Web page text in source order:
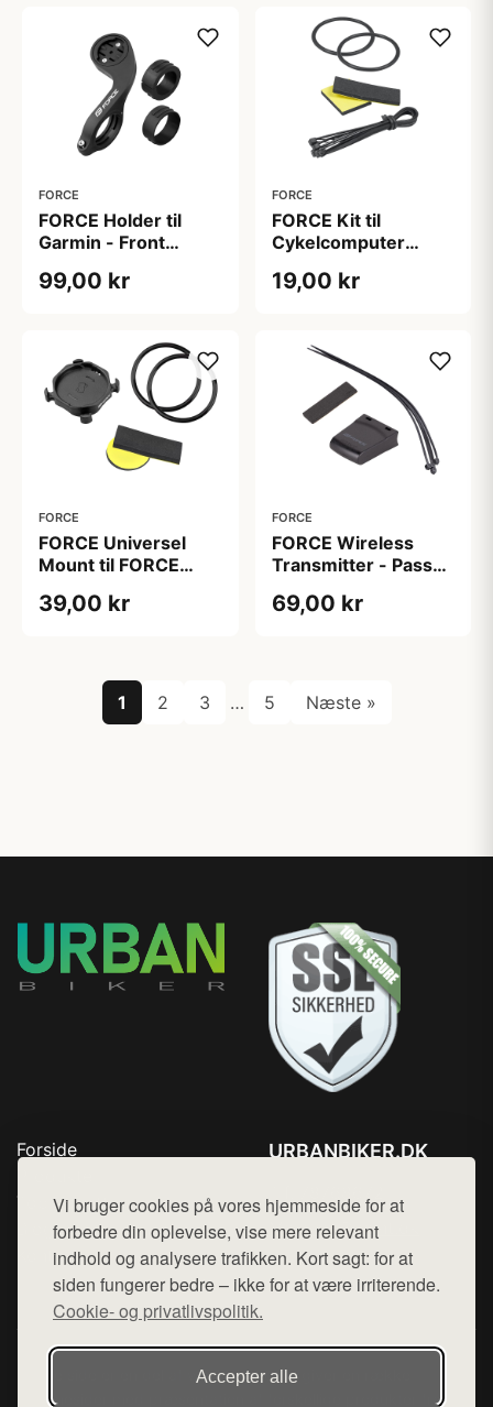
Vi bruger cookies på vores hjemmeside for at
forbedre din oplevelse, vise mere relevant
indhold og analysere trafikken. Kort sagt: for at
siden fungerer bedre – ikke for at være irriterende.
Cookie- og privatlivspolitik.
Accepter alle
FORCE
FORCE Holder til
Garmin - Front
99,00 kr
FORCE
FORCE Kit til
Cykelcomputer
19,00 kr
FORCE
FORCE Universel
Mount til FORCE
39,00 kr
FORCE
FORCE Wireless
Transmitter - Passer
Cykelcomputere
69,00 kr
1 2 3 … 5 Næste »
Forside
Top Rabatter
Blog
Kontakt
URBANBIKER.DK
Mail: hej@want.dk
Cookie- og privatlivspolitik
Denne side er en del af want.dk, der udgiver en række
hjemmesider med præsentation af forskellige produkter fra